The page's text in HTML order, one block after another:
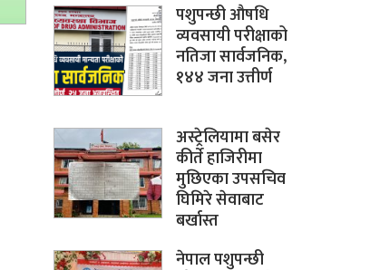
पशुपन्छी औषधि
व्यवसायी परीक्षाको
नतिजा सार्वजनिक,
१४४ जना उत्तीर्ण
अस्ट्रेलियामा बसेर
कीर्ते हाजिरीमा
मुछिएका उपसचिव
घिमिरे सेवाबाट
बर्खास्त
नेपाल पशुपन्छी